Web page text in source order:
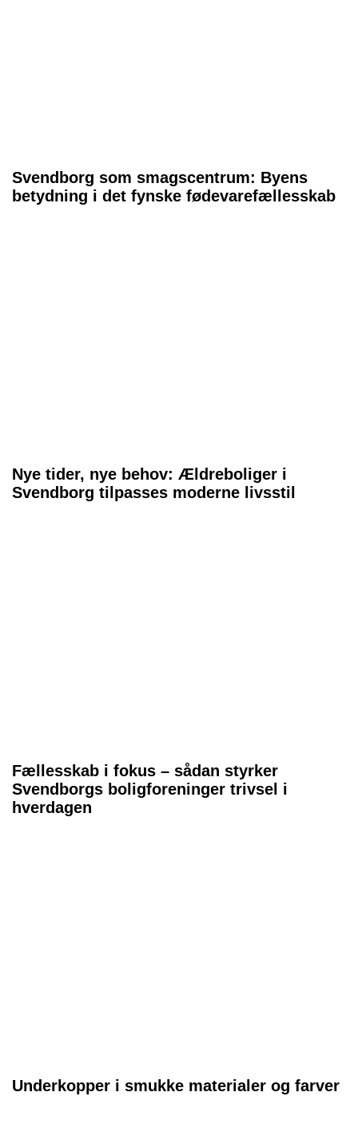
Svendborg som smagscentrum: Byens
betydning i det fynske fødevarefællesskab
Nye tider, nye behov: Ældreboliger i
Svendborg tilpasses moderne livsstil
Fællesskab i fokus – sådan styrker
Svendborgs boligforeninger trivsel i
hverdagen
Underkopper i smukke materialer og farver